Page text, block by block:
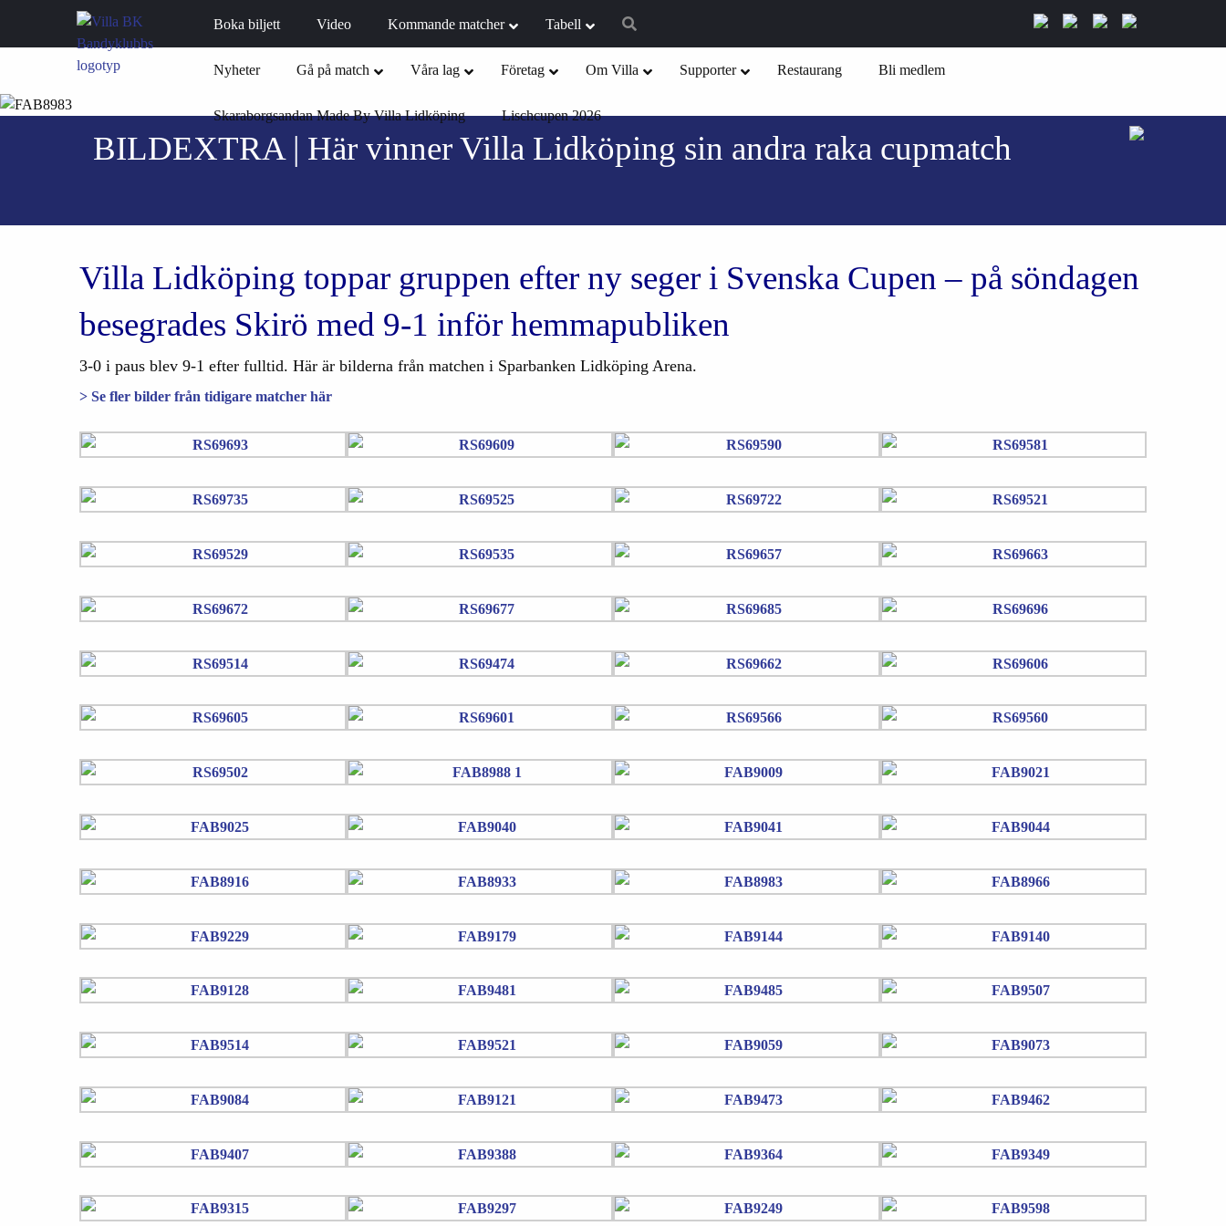
Boka biljett Video Kommande matcher Tabell
Nyheter Gå på match Våra lag Företag Om Villa Supporter Restaurang Bli medlem
Skaraborgsandan Made By Villa Lidköping Lischcupen 2026
BILDEXTRA | Här vinner Villa Lidköping sin andra raka cupmatch
Villa Lidköping toppar gruppen efter ny seger i Svenska Cupen – på söndagen
besegrades Skirö med 9-1 inför hemmapubliken
3-0 i paus blev 9-1 efter fulltid. Här är bilderna från matchen i Sparbanken Lidköping Arena.
> Se fler bilder från tidigare matcher här